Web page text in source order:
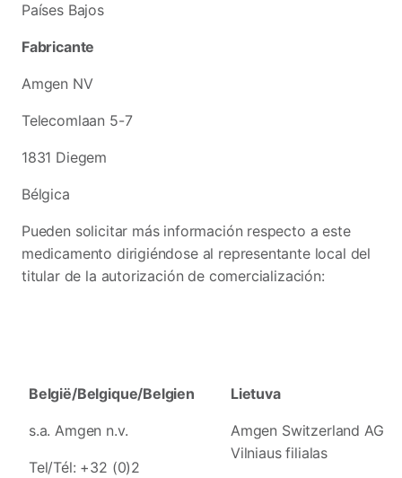
Países Bajos
Fabricante
Amgen NV
Telecomlaan 5-7
1831 Diegem
Bélgica
Pueden solicitar más información respecto a este
medicamento dirigiéndose al representante local del
titular de la autorización de comercialización:
België/Belgique/Belgien
s.a. Amgen n.v.
Tel/Tél: +32 (0)2
Lietuva
Amgen Switzerland AG
Vilniaus filialas